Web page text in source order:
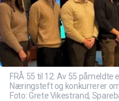
FRÅ 55 til 12: Av 55 påmeldte
Næringsteft og konkurrerer
Foto: Grete Vikestrand,